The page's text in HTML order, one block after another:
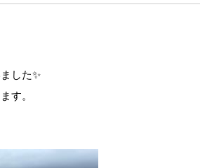
した✨
す。